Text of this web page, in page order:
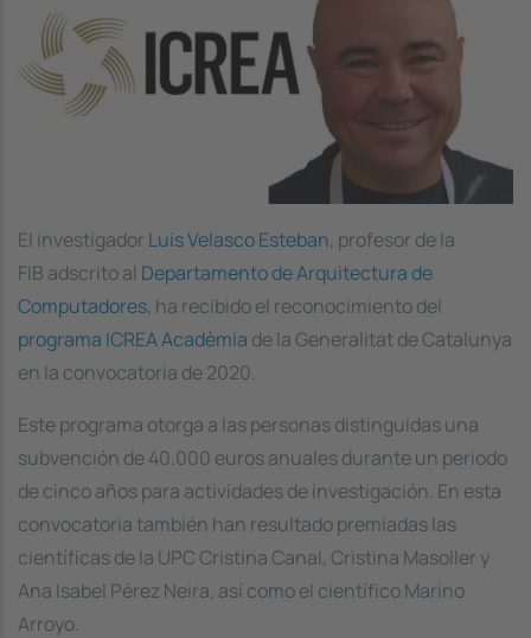
El investigador Luis Velasco Esteban, profesor de la
FIB adscrito al Departamento de Arquitectura de
Computadores, ha recibido el reconocimiento del
programa ICREA Acadèmia de la Generalitat de Catalunya
en la convocatoria de 2020.
Este programa otorga a las personas distinguidas una
subvención de 40.000 euros anuales durante un periodo
de cinco años para actividades de investigación. En esta
convocatoria también han resultado premiadas las
científicas de la UPC Cristina Canal, Cristina Masoller y
Ana Isabel Pérez Neira, así como el científico Marino
Arroyo.